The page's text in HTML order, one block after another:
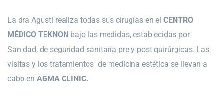
La dra Agusti realiza todas sus cirugías en el CENTRO
MÉDICO TEKNON bajo las medidas, establecidas por
Sanidad, de seguridad sanitaria pre y post quirúrgicas. Las
visitas y los tratamientos de medicina estética se llevan a
cabo en AGMA CLINIC.